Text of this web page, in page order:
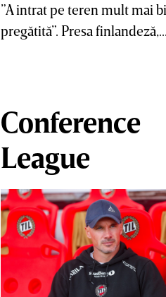
”A intrat pe teren mult mai
pregătită”. Presa
Conference
League